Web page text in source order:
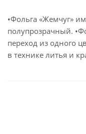
•Фольга «Жемчуг»
полупрозрачный.
переход из одного
в технике литья и